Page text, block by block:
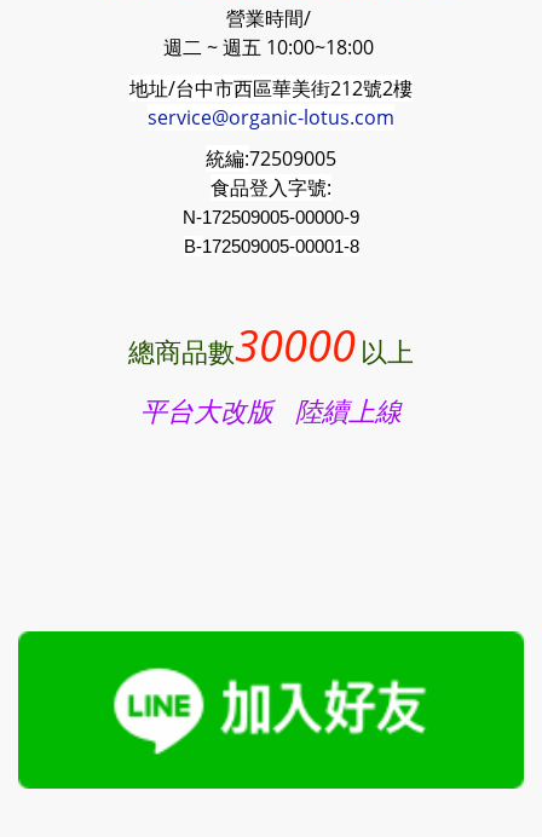
營業時間/
週二 ~ 週五 10:00~18:00
地址/台中市西區華美街212號2樓
service@organic-lotus.com
統編:72509005
食品登入字號:
N-172509005-00000-9
B-172509005-00001-8
總商品數30000 以上
平台大改版 陸續上線